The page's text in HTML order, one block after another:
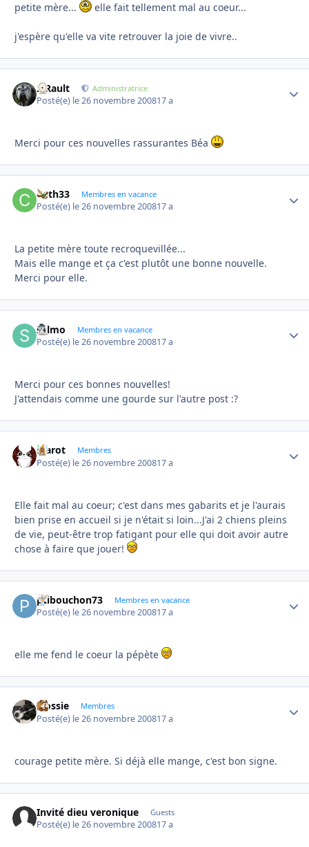
petite mère... elle fait tellement mal au coeur...
j'espère qu'elle va vite retrouver la joie de vivre..
S.Rault Administratrice
Posté(e) le 26 novembre 200817 a
Merci pour ces nouvelles rassurantes Béa
Cath33 Membres en vacance
Posté(e) le 26 novembre 200817 a
La petite mère toute recroquevillée...
Mais elle mange et ça c'est plutôt une bonne nouvelle.
Merci pour elle.
sylmo Membres en vacance
Posté(e) le 26 novembre 200817 a
Merci pour ces bonnes nouvelles!
J'attendais comme une gourde sur l'autre post :?
Marot Membres
Posté(e) le 26 novembre 200817 a
Elle fait mal au coeur; c'est dans mes gabarits et je l'aurais
bien prise en accueil si je n'était si loin...J'ai 2 chiens pleins
de vie, peut-être trop fatigant pour elle qui doit avoir autre
chose à faire que jouer!
ptibouchon73 Membres en vacance
Posté(e) le 26 novembre 200817 a
elle me fend le coeur la pépète
Flossie Membres
Posté(e) le 26 novembre 200817 a
courage petite mère. Si déjà elle mange, c'est bon signe.
Invité dieu veronique Guests
Posté(e) le 26 novembre 200817 a